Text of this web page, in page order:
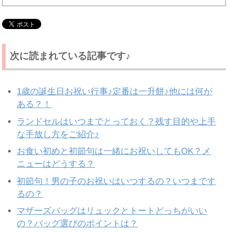
次に読まれている記事です♪
1歳の誕生日お祝い行事♪定番は一升餅♪他には何が
ある？！
ランドセルはいつまでとっておく？残す目的や上手
な手放し方をご紹介♪
お食い初めと初節句は一緒にお祝いしてもOK？メ
ニューはどうする？
初節句！男の子のお祝いはいつするの？いつまです
るの？
マザーズバッグはリュックとトートどっちがいい
の？バッグ選びのポイントは？